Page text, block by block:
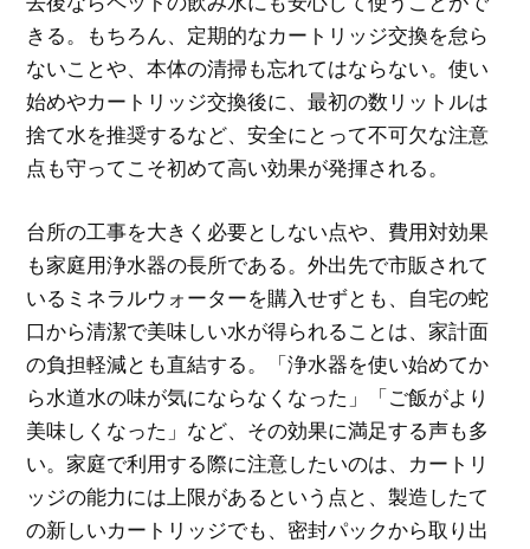
きる。もちろん、定期的なカートリッジ交換を怠ら
ないことや、本体の清掃も忘れてはならない。使い
始めやカートリッジ交換後に、最初の数リットルは
捨て水を推奨するなど、安全にとって不可欠な注意
点も守ってこそ初めて高い効果が発揮される。
台所の工事を大きく必要としない点や、費用対効果
も家庭用浄水器の長所である。外出先で市販されて
いるミネラルウォーターを購入せずとも、自宅の蛇
口から清潔で美味しい水が得られることは、家計面
の負担軽減とも直結する。「浄水器を使い始めてか
ら水道水の味が気にならなくなった」「ご飯がより
美味しくなった」など、その効果に満足する声も多
い。家庭で利用する際に注意したいのは、カートリ
ッジの能力には上限があるという点と、製造したて
の新しいカートリッジでも、密封パックから取り出